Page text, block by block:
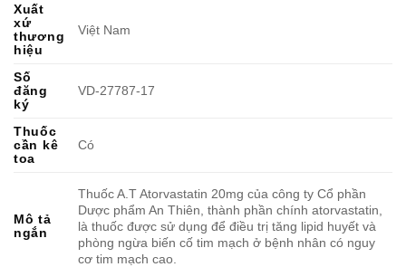
Xuất
xứ
thương
hiệu
Việt Nam
Số
đăng
ký
VD-27787-17
Thuốc
cần kê
toa
Có
Mô tả
ngắn
Thuốc A.T Atorvastatin 20mg của công ty Cổ phần
Dược phẩm An Thiên, thành phần chính atorvastatin,
là thuốc được sử dụng để điều trị tăng lipid huyết và
phòng ngừa biến cố tim mạch ở bệnh nhân có nguy
cơ tim mạch cao.